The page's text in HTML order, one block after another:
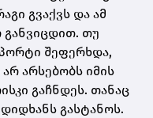
გვაქვს და ამ
განვიცდით. თუ
შეფერხდა,
არსებობს იმის
გაჩნდეს. თანაც
გასტანოს.